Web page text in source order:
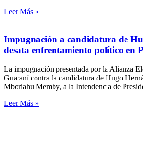
Leer Más »
Impugnación a candidatura de
desata enfrentamiento político en
La impugnación presentada por la Alianza
Guaraní contra la candidatura de Hugo
Mboriahu Memby, a la Intendencia de
Leer Más »